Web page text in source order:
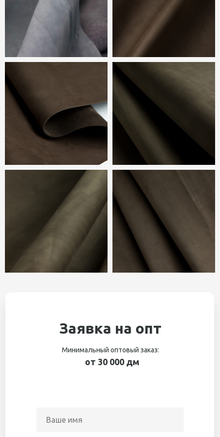
Минимальный оптовый заказ:
от 30 000 дм
Заявка на опт